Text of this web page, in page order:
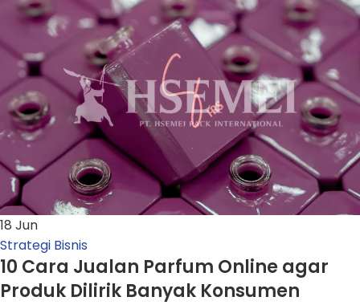
18 Jun
Strategi Bisnis
10 Cara Jualan Parfum Online agar
Produk Dilirik Banyak Konsumen